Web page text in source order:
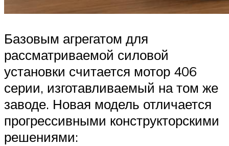
Базовым агрегатом для
рассматриваемой силовой
установки считается мотор 406
серии, изготавливаемый на том же
заводе. Новая модель отличается
прогрессивными конструкторскими
решениями: